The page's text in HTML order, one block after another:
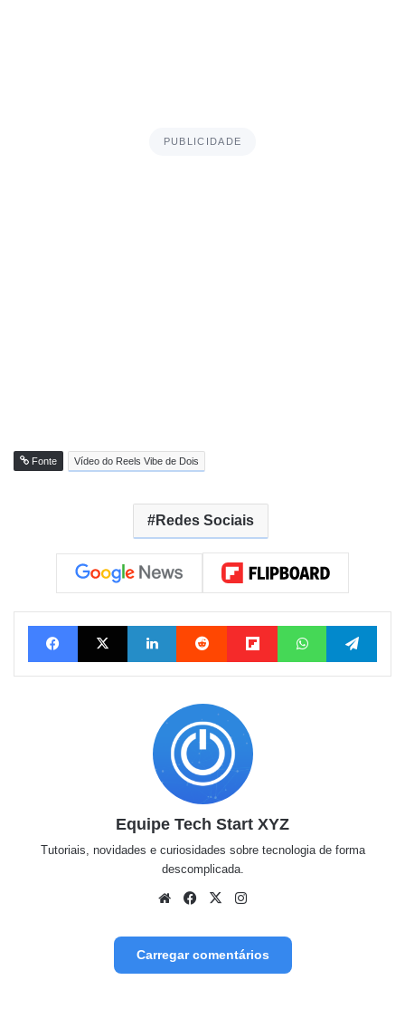
PUBLICIDADE
Fonte Vídeo do Reels Vibe de Dois
Redes Sociais
FacebookX Linkedin Reddit FlipboardWhatsApp
Equipe Tech Start XYZ
Tutoriais, novidades e curiosidades sobre tecnologia de forma
descomplicada.
WebsiteFacebook
X
Carregar comentários